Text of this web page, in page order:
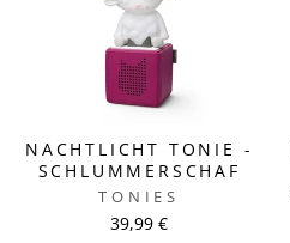
NACHTLICHT TONIE -
SCHLUMMERSCHAF
TONIES
39,99 €